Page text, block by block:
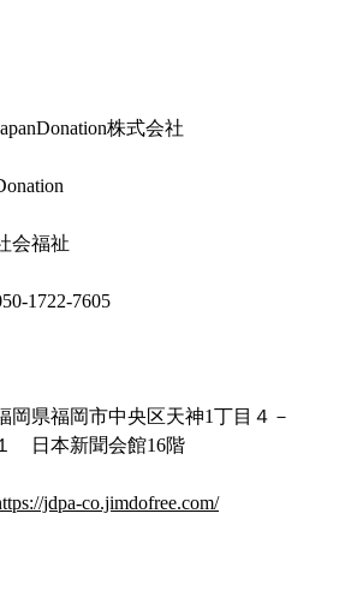
株式会社
会福祉
1722-7605
岡県福岡市中央区天神1丁目４－
日本新聞会館16階
jdpa-co.jimdofree.com/